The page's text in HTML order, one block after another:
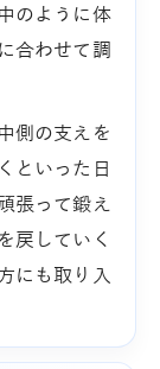
のように体
合わせて調
側の支えを
といった日
張って鍛え
戻していく
にも取り入